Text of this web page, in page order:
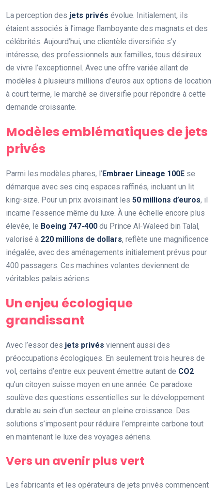
La perception des jets privés évolue. Initialement, ils
étaient associés à l’image flamboyante des magnats et des
célébrités. Aujourd’hui, une clientèle diversifiée s’y
intéresse, des professionnels aux familles, tous désireux
de vivre l’exceptionnel. Avec une offre variée allant de
modèles à plusieurs millions d’euros aux options de location
à court terme, le marché se diversifie pour répondre à cette
demande croissante.
Modèles emblématiques de jets
privés
Parmi les modèles phares, l’ Embraer Lineage 100E se
démarque avec ses cinq espaces raffinés, incluant un lit
king-size. Pour un prix avoisinant les 50 millions d’euros, il
incarne l’essence même du luxe. À une échelle encore plus
élevée, le Boeing 747-400 du Prince Al-Waleed bin Talal,
valorisé à 220 millions de dollars, reflète une magnificence
inégalée, avec des aménagements initialement prévus pour
400 passagers. Ces machines volantes deviennent de
véritables palais aériens.
Un enjeu écologique
grandissant
Avec l’essor des jets privés viennent aussi des
préoccupations écologiques. En seulement trois heures de
vol, certains d’entre eux peuvent émettre autant de CO2
qu’un citoyen suisse moyen en une année. Ce paradoxe
soulève des questions essentielles sur le développement
durable au sein d’un secteur en pleine croissance. Des
solutions s’imposent pour réduire l’empreinte carbone tout
en maintenant le luxe des voyages aériens.
Vers un avenir plus vert
Les fabricants et les opérateurs de jets privés commencent